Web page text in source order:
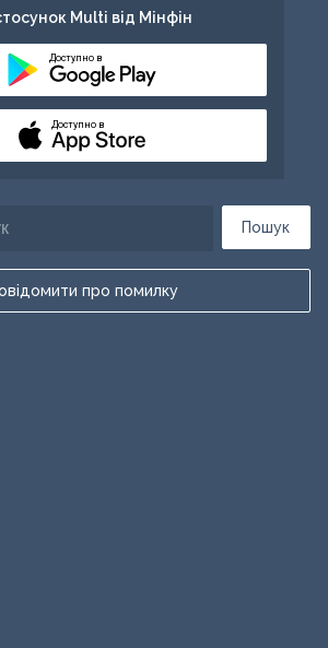
Пошук
про помилку
Multi від Мінфін
Доступно в
Доступно в